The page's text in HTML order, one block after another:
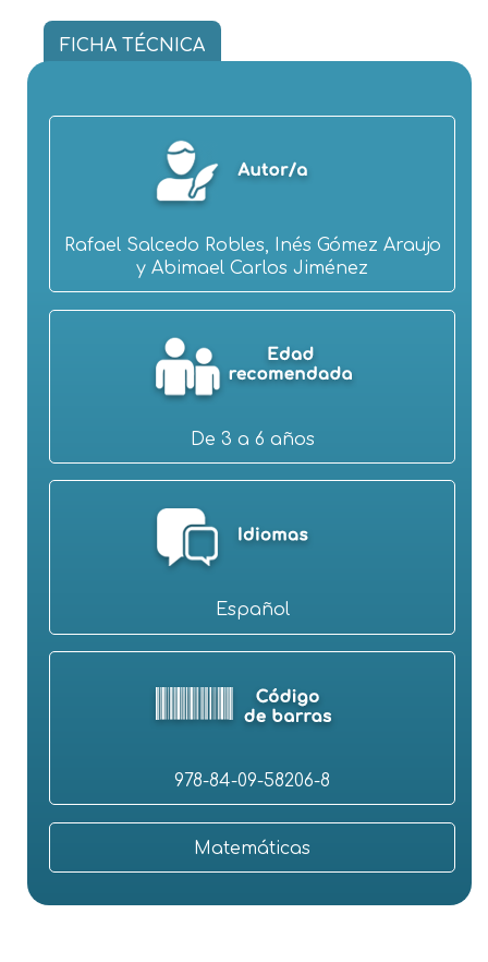
FICHA TÉCNICA
Rafael Salcedo Robles, Inés Gómez Araujo
y Abimael Carlos Jiménez
De 3 a 6 años
Español
978-84-09-58206-8
Matemáticas